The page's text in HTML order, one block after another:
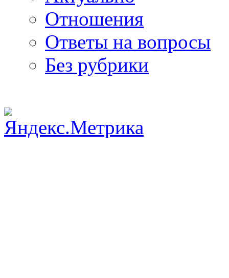
Отношения
Ответы на вопросы
Без рубрики